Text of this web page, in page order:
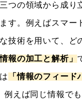
つの領域から成り
す。例えばスマ
技術を用いて、ど
報の加工と解析」
「情報のフィード
えば同じ情報で